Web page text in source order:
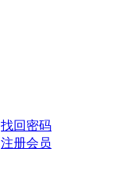
找回密码
注册会员